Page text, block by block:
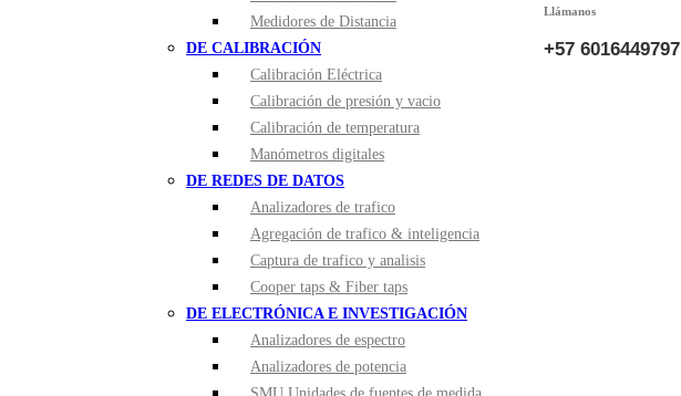
Medidores de Distancia
DE CALIBRACIÓN
Calibración Eléctrica
Calibración de presión y vacio
Calibración de temperatura
Manómetros digitales
DE REDES DE DATOS
Analizadores de trafico
Agregación de trafico & inteligencia
Captura de trafico y analisis
Cooper taps & Fiber taps
DE ELECTRÓNICA E INVESTIGACIÓN
Analizadores de espectro
Analizadores de potencia
Llámanos
+57 6016449797